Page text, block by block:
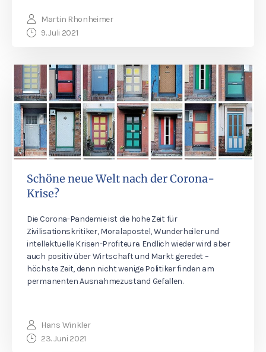
Martin Rhonheimer
9. Juli 2021
Schöne neue Welt nach der Corona-
Krise?
Die Corona-Pandemie ist die hohe Zeit für
Zivilisationskritiker, Moralapostel, Wunderheiler und
intellektuelle Krisen-Profiteure. Endlich wieder wird aber
auch positiv über Wirtschaft und Markt geredet –
höchste Zeit, denn nicht wenige Politiker finden am
permanenten Ausnahmezustand Gefallen.
Hans Winkler
23. Juni 2021